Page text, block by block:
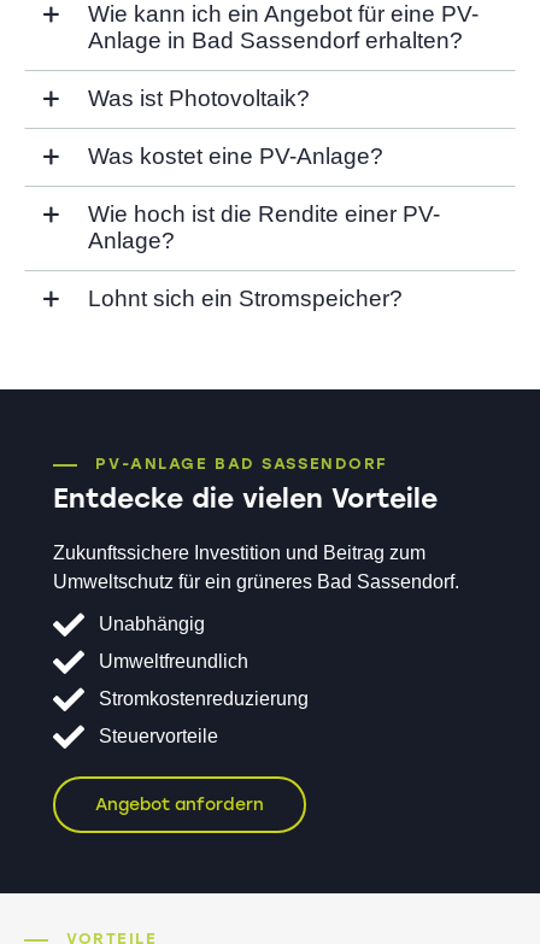
Wie kann ich ein Angebot für eine PV-
Anlage in Bad Sassendorf erhalten?
Was ist Photovoltaik?
Was kostet eine PV-Anlage?
Wie hoch ist die Rendite einer PV-
Anlage?
Lohnt sich ein Stromspeicher?
PV-ANLAGE BAD SASSENDORF
Entdecke die vielen Vorteile
Zukunftssichere Investition und Beitrag zum
Umweltschutz für ein grüneres Bad Sassendorf.
Unabhängig
Umweltfreundlich
Stromkostenreduzierung
Steuervorteile
Angebot anfordern
VORTEILE